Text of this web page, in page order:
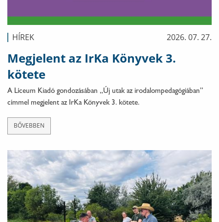
HÍREK 2026. 07. 27.
Megjelent az IrKa Könyvek 3.
kötete
A Líceum Kiadó gondozásában „Új utak az irodalompedagógiában”
címmel megjelent az IrKa Könyvek 3. kötete.
BŐVEBBEN